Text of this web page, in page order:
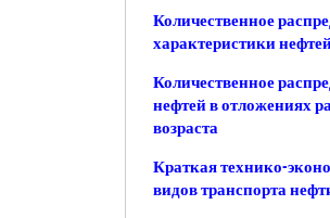
Количественное
характеристики
Количественное
нефтей в отложениях
возраста
Краткая технико-
видов транспорта